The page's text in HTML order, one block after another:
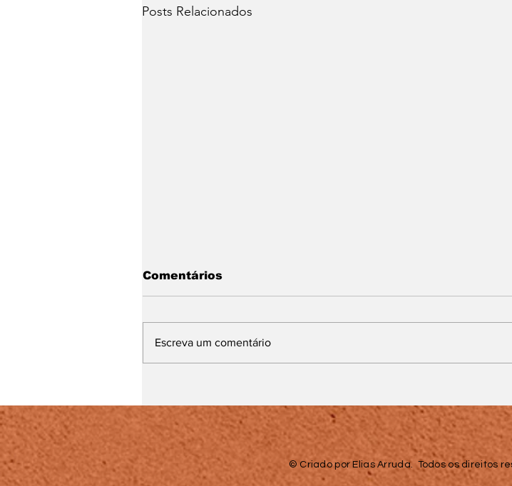
Posts Relacionados
correta do grupo de
vagas e documentação
para matrícula
de fraude
que causou
mais de R$ 7
em Juiz de Fora
Comentários
Escreva um comentário
© Criado por Elias Arruda. Todos os direitos